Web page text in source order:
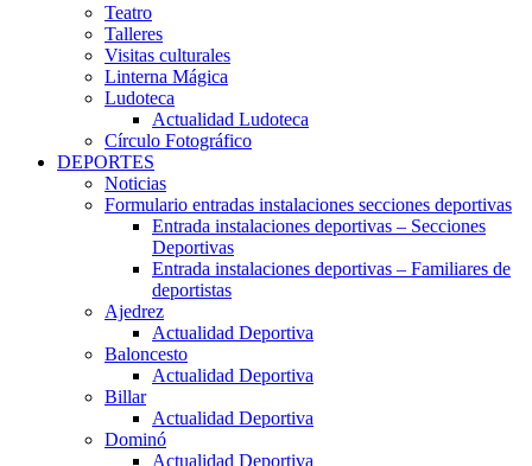
Teatro
Talleres
Visitas culturales
Linterna Mágica
Ludoteca
Actualidad Ludoteca
Círculo Fotográfico
DEPORTES
Noticias
Formulario entradas instalaciones secciones deportivas
Entrada instalaciones deportivas – Secciones
Deportivas
Entrada instalaciones deportivas – Familiares de
deportistas
Ajedrez
Actualidad Deportiva
Baloncesto
Actualidad Deportiva
Billar
Actualidad Deportiva
Dominó
Actualidad Deportiva